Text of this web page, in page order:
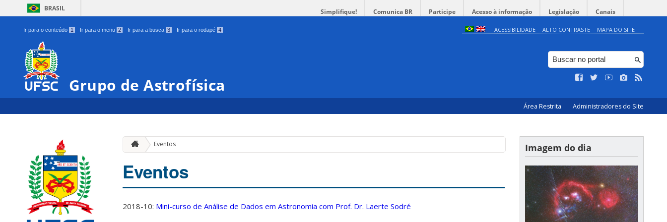
BRASIL Simplifique! Comunica BR Participe Acesso à informação Legislação Canais
Ir para o conteúdo 1 Ir para o menu 2 Ir para a busca 3 Ir para o rodapé 4 ACESSIBILIDADE ALTO CONTRASTE MAPA DO SITE
Grupo de Astrofísica
Área Restrita Administradores do Site
Eventos
Eventos
2018-10: Mini-curso de Análise de Dados em Astronomia com Prof. Dr. Laerte Sodré
Imagem do dia